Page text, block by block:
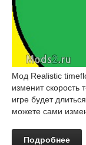
Мод Realistic
изменит скорость
игре будет
можете сами
Подробнее